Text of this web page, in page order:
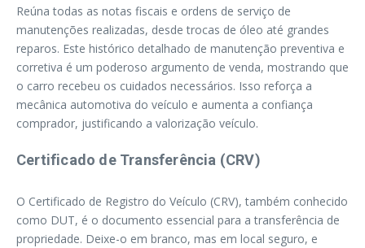
Reúna todas as notas fiscais e ordens de serviço de
manutenções realizadas, desde trocas de óleo até grandes
reparos. Este histórico detalhado de manutenção preventiva e
corretiva é um poderoso argumento de venda, mostrando que
o carro recebeu os cuidados necessários. Isso reforça a
mecânica automotiva do veículo e aumenta a confiança
comprador, justificando a valorização veículo.
Certificado de Transferência (CRV)
O Certificado de Registro do Veículo (CRV), também conhecido
como DUT, é o documento essencial para a transferência de
propriedade. Deixe-o em branco, mas em local seguro, e